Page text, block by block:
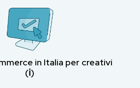
in Italia per creativi
(ℹ︎)